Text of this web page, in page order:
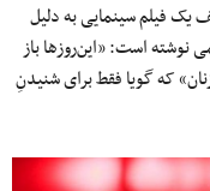
یک فیلم سینمایی به دلیل
نوشته است: «این‌روزها باز
که گویا فقط برای شنیدنِ